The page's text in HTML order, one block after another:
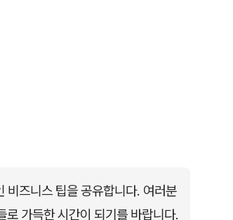
즈니스 팁을 공유합니다. 여러분
가득한 시간이 되기를 바랍니다.